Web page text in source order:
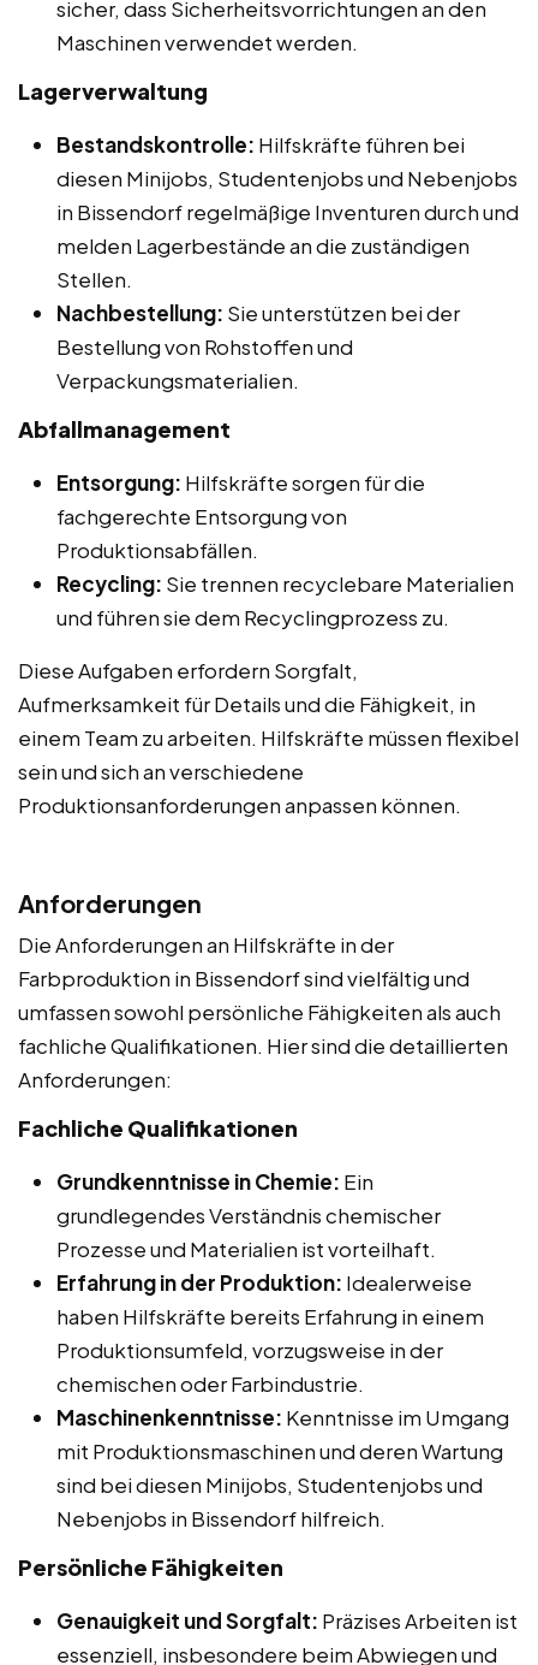
sicher, dass Sicherheitsvorrichtungen an den
Maschinen verwendet werden.
Lagerverwaltung
Bestandskontrolle: Hilfskräfte führen bei
diesen Minijobs, Studentenjobs und Nebenjobs
in Bissendorf regelmäßige Inventuren durch und
melden Lagerbestände an die zuständigen
Stellen.
Nachbestellung: Sie unterstützen bei der
Bestellung von Rohstoffen und
Verpackungsmaterialien.
Abfallmanagement
Entsorgung: Hilfskräfte sorgen für die
fachgerechte Entsorgung von
Produktionsabfällen.
Recycling: Sie trennen recyclebare Materialien
und führen sie dem Recyclingprozess zu.
Diese Aufgaben erfordern Sorgfalt,
Aufmerksamkeit für Details und die Fähigkeit, in
einem Team zu arbeiten. Hilfskräfte müssen flexibel
sein und sich an verschiedene
Produktionsanforderungen anpassen können.
Anforderungen
Die Anforderungen an Hilfskräfte in der
Farbproduktion in Bissendorf sind vielfältig und
umfassen sowohl persönliche Fähigkeiten als auch
fachliche Qualifikationen. Hier sind die detaillierten
Anforderungen:
Fachliche Qualifikationen
Grundkenntnisse in Chemie: Ein
grundlegendes Verständnis chemischer
Prozesse und Materialien ist vorteilhaft.
Erfahrung in der Produktion: Idealerweise
haben Hilfskräfte bereits Erfahrung in einem
Produktionsumfeld, vorzugsweise in der
chemischen oder Farbindustrie.
Maschinenkenntnisse: Kenntnisse im Umgang
mit Produktionsmaschinen und deren Wartung
sind bei diesen Minijobs, Studentenjobs und
Nebenjobs in Bissendorf hilfreich.
Persönliche Fähigkeiten
Genauigkeit und Sorgfalt: Präzises Arbeiten ist
essenziell, insbesondere beim Abwiegen und